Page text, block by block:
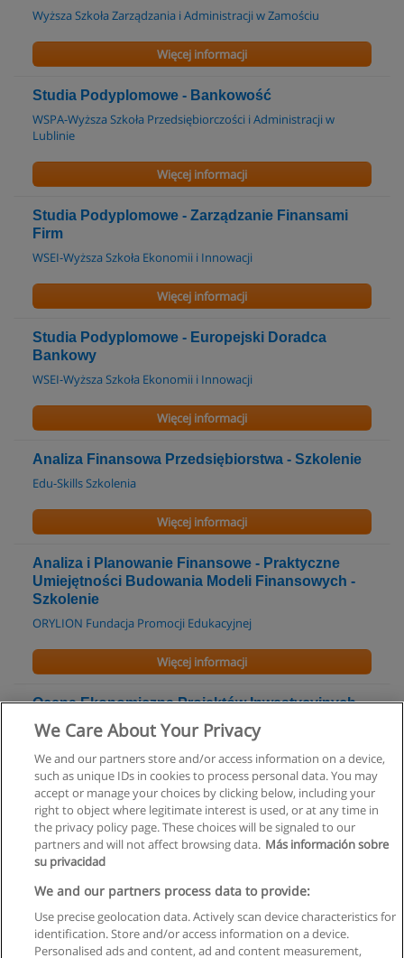
Wyższa Szkoła Zarządzania i Administracji w Zamościu
Więcej informacji
Studia Podyplomowe - Bankowość
WSPA-Wyższa Szkoła Przedsiębiorczości i Administracji w
Lublinie
Więcej informacji
Studia Podyplomowe - Zarządzanie Finansami
Firm
WSEI-Wyższa Szkoła Ekonomii i Innowacji
Więcej informacji
Studia Podyplomowe - Europejski Doradca
Bankowy
WSEI-Wyższa Szkoła Ekonomii i Innowacji
Więcej informacji
Analiza Finansowa Przedsiębiorstwa - Szkolenie
Edu-Skills Szkolenia
Więcej informacji
Analiza i Planowanie Finansowe - Praktyczne
Umiejętności Budowania Modeli Finansowych -
Szkolenie
ORYLION Fundacja Promocji Edukacyjnej
Więcej informacji
Ocena Ekonomiczna Projektów Inwestycyjnych
Według Metodyki Unido - Szkolenie
Więcej informacji
Regulamin
Polityka ochrony danych osobowych
Kontakt z Educaedu
We Care About Your Privacy
We and our partners store and/or access information on a device,
such as unique IDs in cookies to process personal data. You may
accept or manage your choices by clicking below, including your
right to object where legitimate interest is used, or at any time in
the privacy policy page. These choices will be signaled to our
partners and will not affect browsing data. Más información sobre
su privacidad
We and our partners process data to provide:
Use precise geolocation data. Actively scan device characteristics for
identification. Store and/or access information on a device.
Personalised ads and content, ad and content measurement,